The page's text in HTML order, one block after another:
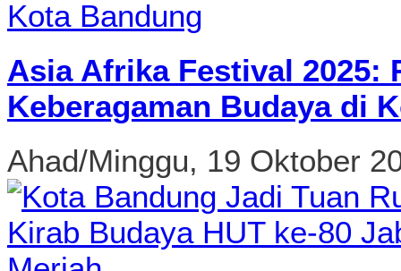
Asia Afrika Festival 2025:
Keberagaman Budaya di
Ahad/Minggu, 19 Oktober